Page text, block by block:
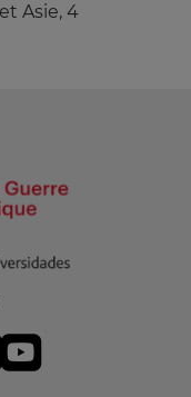
Asie, 4